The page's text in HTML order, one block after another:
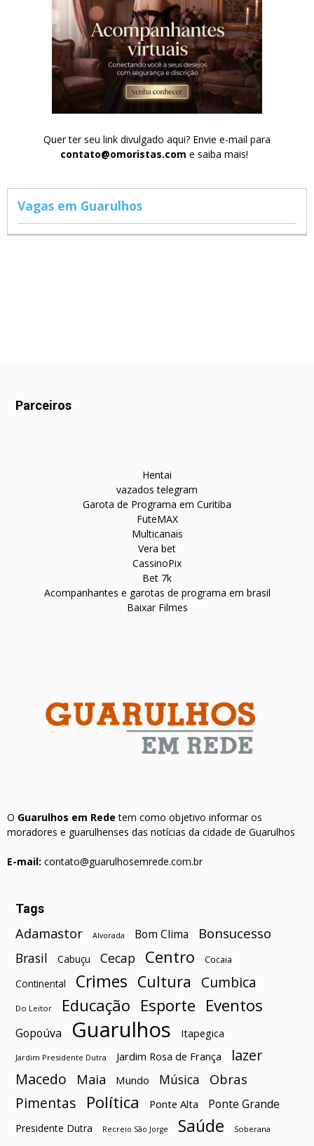
Quer ter seu link divulgado aqui? Envie e-mail para
contato@omoristas.com e saiba mais!
Vagas em Guarulhos
Parceiros
Hentai
vazados telegram
Garota de Programa em Curitiba
FuteMAX
Multicanais
Vera bet
CassinoPix
Bet 7k
Acompanhantes e garotas de programa em brasil
Baixar Filmes
O Guarulhos em Rede tem como objetivo informar os
moradores e guarulhenses das notícias da cidade de Guarulhos
E-mail: contato@guarulhosemrede.com.br
Tags
Adamastor Alvorada Bom Clima Bonsucesso
Brasil Cabuçu Cecap Centro Cocaia
Continental Crimes Cultura Cumbica
Do Leitor Educação Esporte Eventos
Gopoúva Guarulhos Itapegica
Jardim Presidente Dutra Jardim Rosa de França
lazer
Macedo
Maia Mundo Música Obras
Pimentas Política Ponte Alta Ponte Grande
Presidente Dutra Recreio São Jorge Saúde Soberana